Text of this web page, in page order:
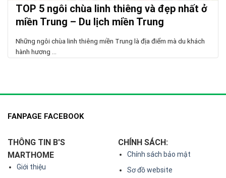
TOP 5 ngôi chùa linh thiêng và đẹp nhất ở
miền Trung – Du lịch miền Trung
Những ngôi chùa linh thiêng miền Trung là địa điểm mà du khách
hành hương ...
FANPAGE FACEBOOK
THÔNG TIN B'S
MARTHOME
Giới thiệu
CHÍNH SÁCH:
Chính sách bảo mật
Sơ đồ website